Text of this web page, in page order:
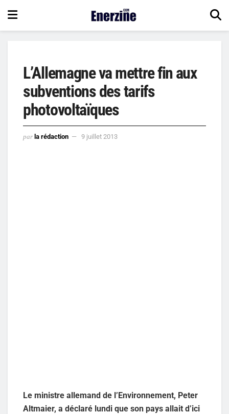
L’Allemagne va mettre fin aux
subventions des tarifs
photovoltaïques
par la rédaction 9 juillet 2013
Le ministre allemand de l’Environnement, Peter
Altmaier, a déclaré lundi que son pays allait d’ici